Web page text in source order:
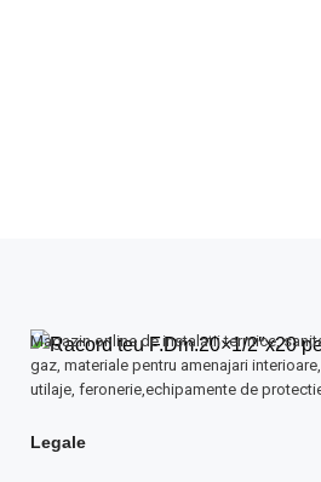
Magazin online de instalatii termice,
gaz, materiale pentru amenajari
utilaje, feronerie,echipamente de
Legale